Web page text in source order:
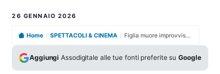
26 GENNAIO 2026
Home / SPETTACOLI & CINEMA / Figlia muore improvvisamente, il dramma sconvolge la vita della celebrità
Aggiungi Assodigitale alle tue fonti preferite suGoogle